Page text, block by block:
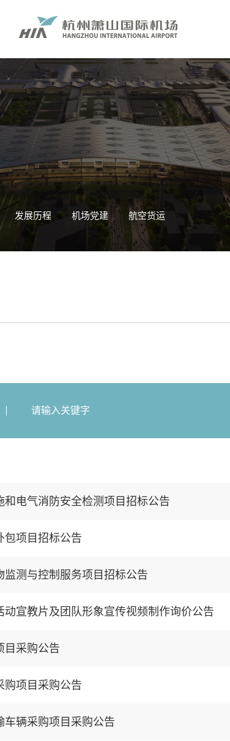
发展历程 机场党建 航空货运
电气消防安全检测项目招标公告
包项目招标公告
测与控制服务项目招标公告
宣教片及团队形象宣传视频制作询价公告
目采购公告
购项目采购公告
辆采购项目采购公告